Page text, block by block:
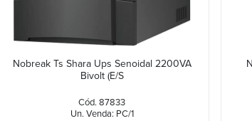
Nobreak Ts Shara Ups Senoidal 2200VA
Bivolt (E/S
Cód. 87833
Un. Venda: PC/1